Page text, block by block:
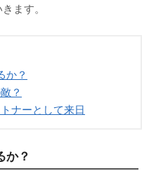
ます。
か？
？
ナーとして来日
か？